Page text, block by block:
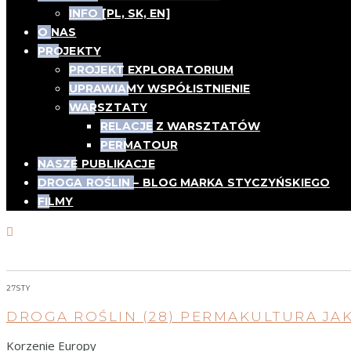
INFO [PL, SK, EN]
O NAS
PROJEKTY
PROJEKT EXPLORATORIUM
UPRAWIAMY WSPÓŁISTNIENIE
WARSZTATY
RELACJE Z WARSZTATÓW
PERMATOUR
NASZE PUBLIKACJE
DROGA ROŚLIN – BLOG MARKA STYCZYŃSKIEGO
FILMY
27STY
DROGA ROŚLIN (28) PERMAKULTURA
Korzenie Europy